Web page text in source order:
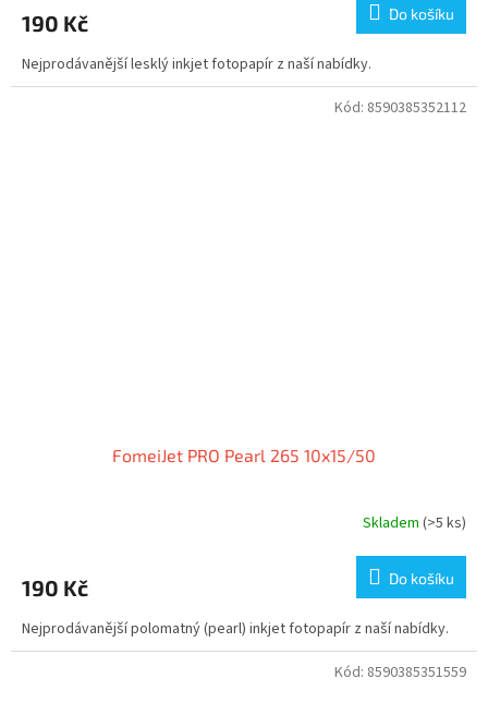
190 Kč Do košíku
Nejprodávanější lesklý inkjet fotopapír z naší nabídky.
FomeiJet PRO Pearl 265 10x15/50
Skladem (>5 ks)
190 Kč Do košíku
Nejprodávanější polomatný (pearl) inkjet fotopapír z naší nabídky.
Kód: 8590385352112
Kód: 8590385351559